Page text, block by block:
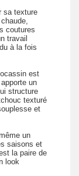
sa texture
coutures
travail
à la fois
est
un
structure
texturé
et
un
saisons et
la paire de
look